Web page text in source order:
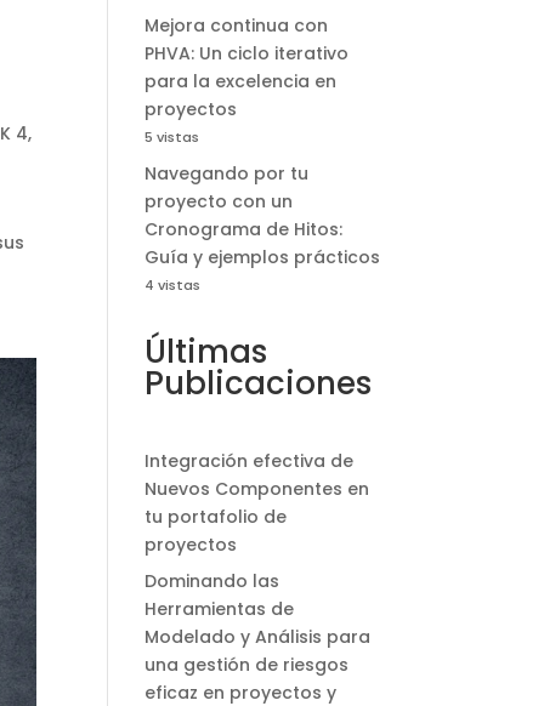
4,
Mejora continua con
PHVA: Un ciclo iterativo
para la excelencia en
proyectos
5 vistas
Navegando por tu
proyecto con un
Cronograma de Hitos:
Guía y ejemplos prácticos
4 vistas
Últimas
Publicaciones
Integración efectiva de
Nuevos Componentes en
tu portafolio de
proyectos
Dominando las
Herramientas de
Modelado y Análisis para
una gestión de riesgos
eficaz en proyectos y